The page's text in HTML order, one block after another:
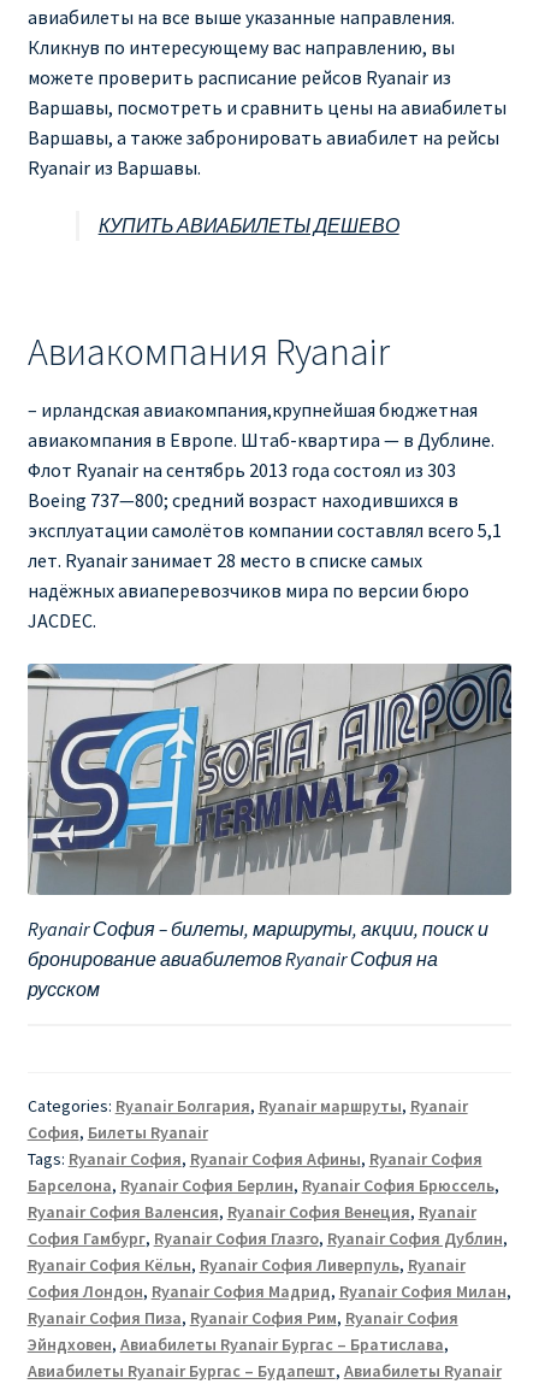
авиабилеты на все выше указанные направления.
Кликнув по интересующему вас направлению, вы
можете проверить расписание рейсов Ryanair из
Варшавы, посмотреть и сравнить цены на авиабилеты
Варшавы, а также забронировать авиабилет на рейсы
Ryanair из Варшавы.
КУПИТЬ АВИАБИЛЕТЫ ДЕШЕВО
Авиакомпания Ryanair
– ирландская авиакомпания,крупнейшая бюджетная
авиакомпания в Европе. Штаб-квартира — в Дублине.
Флот Ryanair на сентябрь 2013 года состоял из 303
Boeing 737—800; средний возраст находившихся в
эксплуатации самолётов компании составлял всего 5,1
лет. Ryanair занимает 28 место в списке самых
надёжных авиаперевозчиков мира по версии бюро
JACDEC.
Ryanair София – билеты, маршруты, акции, поиск и
бронирование авиабилетов Ryanair София на
русском
Categories: Ryanair Болгария, Ryanair маршруты, Ryanair
София, Билеты Ryanair
Tags: Ryanair София, Ryanair София Афины, Ryanair София
Барселона, Ryanair София Берлин, Ryanair София Брюссель,
Ryanair София Валенсия, Ryanair София Венеция, Ryanair
София Гамбург, Ryanair София Глазго, Ryanair София Дублин,
Ryanair София Кёльн, Ryanair София Ливерпуль, Ryanair
София Лондон, Ryanair София Мадрид, Ryanair София Милан,
Ryanair София Пиза, Ryanair София Рим, Ryanair София
Эйндховен, Авиабилеты Ryanair Бургас – Братислава,
Авиабилеты Ryanair Бургас – Будапешт, Авиабилеты Ryanair